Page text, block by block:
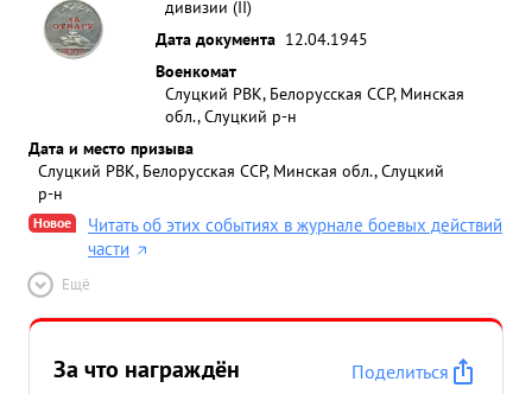
дивизии (II)
Дата документа 12.04.1945
Военкомат
Слуцкий РВК, Белорусская ССР, Минская
обл., Слуцкий р-н
Дата и место призыва
Слуцкий РВК, Белорусская ССР, Минская обл., Слуцкий
р-н
Новое
Читать об этих событиях в журнале боевых действий
части
Ещё
За что награждён Поделиться